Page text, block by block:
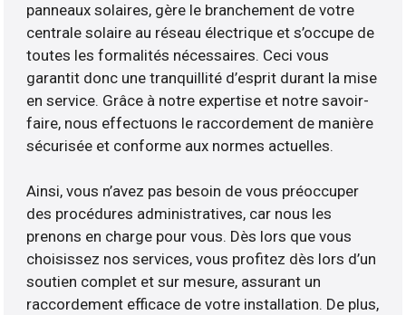
panneaux solaires, gère le branchement de votre
centrale solaire au réseau électrique et s’occupe de
toutes les formalités nécessaires. Ceci vous
garantit donc une tranquillité d’esprit durant la mise
en service. Grâce à notre expertise et notre savoir-
faire, nous effectuons le raccordement de manière
sécurisée et conforme aux normes actuelles.
Ainsi, vous n’avez pas besoin de vous préoccuper
des procédures administratives, car nous les
prenons en charge pour vous. Dès lors que vous
choisissez nos services, vous profitez dès lors d’un
soutien complet et sur mesure, assurant un
raccordement efficace de votre installation. De plus,